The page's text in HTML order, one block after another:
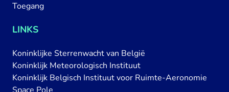
Toegang
LINKS
Koninklijke Sterrenwacht van België
Koninklijk Meteorologisch Instituut
Koninklijk Belgisch Instituut voor Ruimte-Aeronomie